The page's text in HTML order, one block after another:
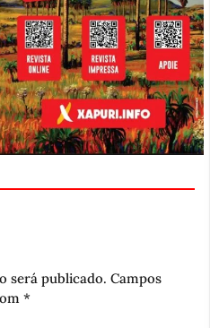
será publicado. Campos
*